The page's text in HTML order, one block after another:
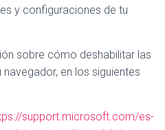
y configuraciones de tu
sobre cómo deshabilitar las
en los siguientes
support.microsoft.com/es-